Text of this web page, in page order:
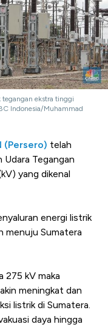
tegangan ekstra tinggi
Indonesia/Muhammad
(Persero) telah
Udara Tegangan
yang dikenal
energi listrik
menuju Sumatera
275 kV maka
meningkat dan
listrik di Sumatera.
daya hingga